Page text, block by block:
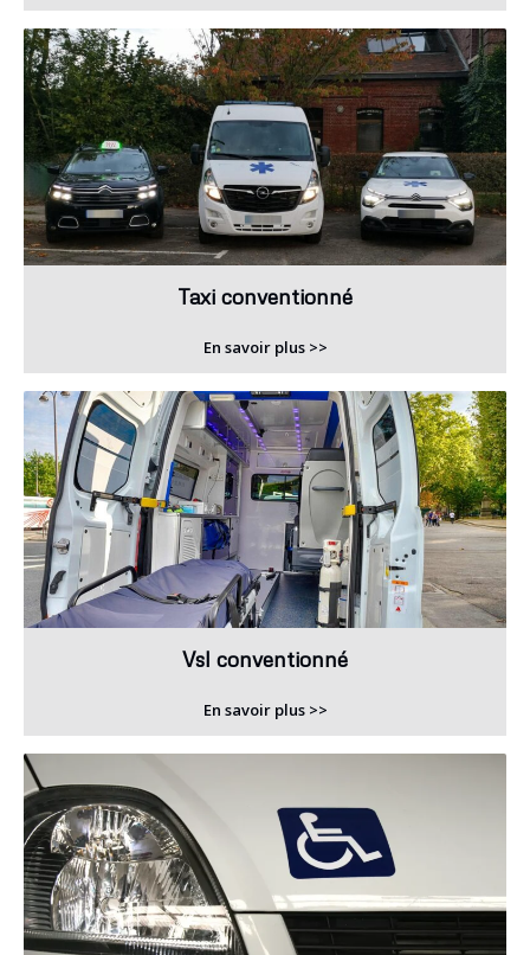
Taxi conventionné
En savoir plus >>
Vsl conventionné
En savoir plus >>